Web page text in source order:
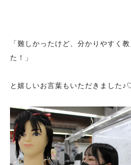
「難しかったけど、分かりやすく
た！」
と嬉しいお言葉もいただきました